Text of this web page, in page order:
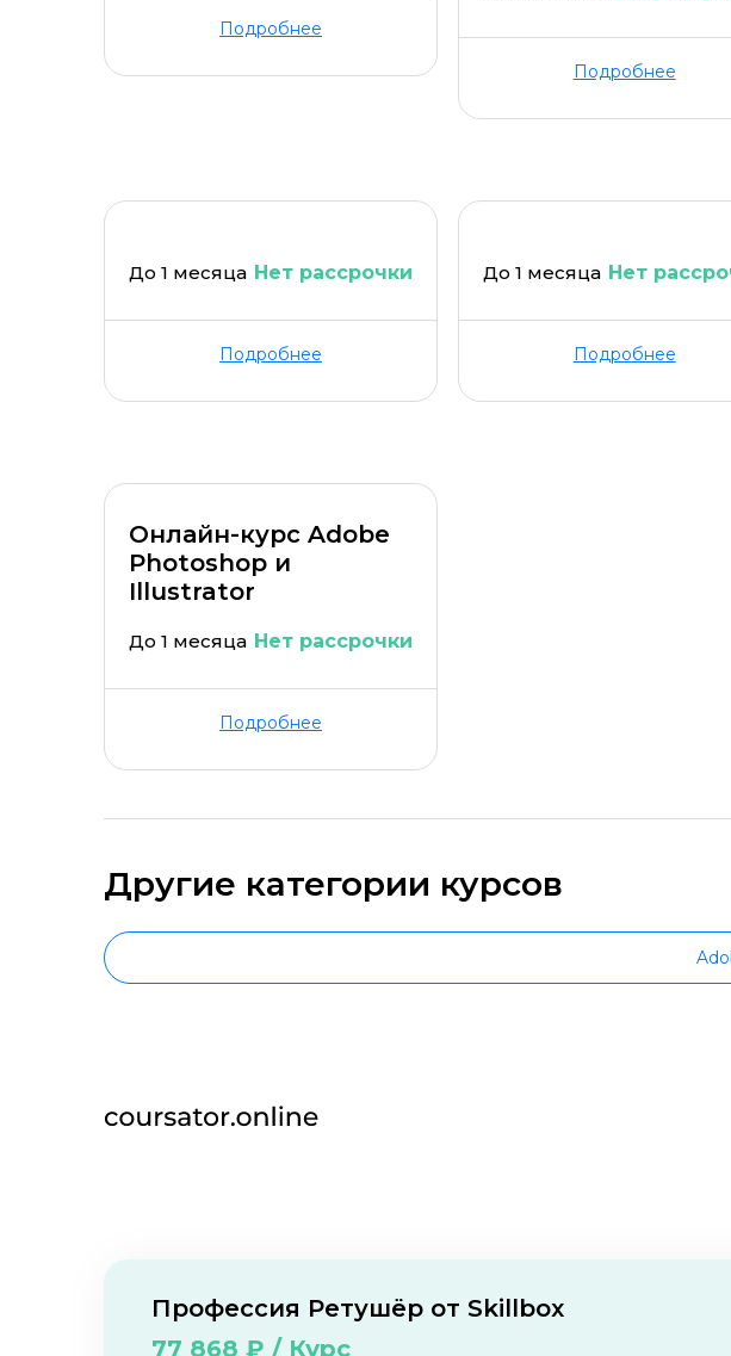
Подробнее
Подробнее
До 1 месяца Нет рассрочки
Подробнее
До 1 месяца Нет
Подробнее
Онлайн-курс Adobe
Photoshop и
Illustrator
До 1 месяца Нет рассрочки
Подробнее
Другие категории курсов
Профессия Ретушёр от Skillbox
77 868 ₽ / Курс